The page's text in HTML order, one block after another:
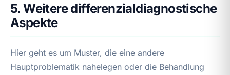
5. Weitere differenzialdiagnostische
Aspekte
Hier geht es um Muster, die eine andere
Hauptproblematik nahelegen oder die Behandlung